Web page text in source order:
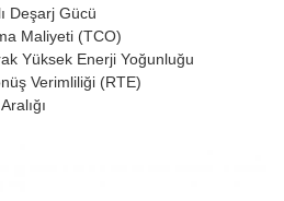
Deşarj Gücü
Maliyeti (TCO)
Yüksek Enerji Yoğunluğu
Verimliliği (RTE)